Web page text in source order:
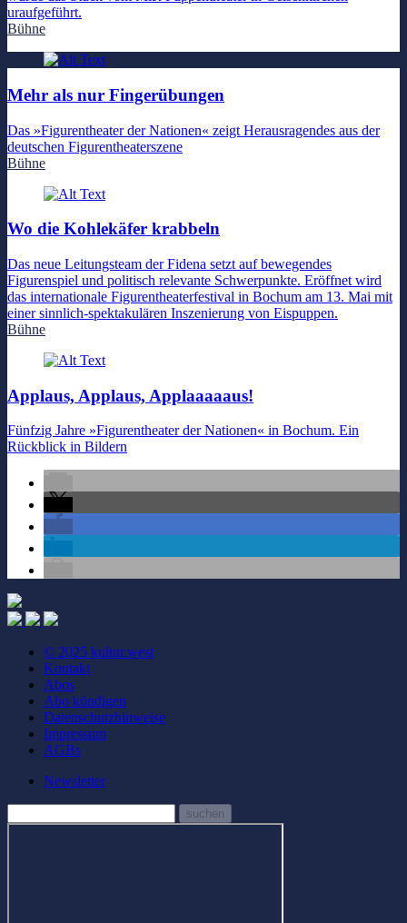
uraufgeführt.
Bühne
Mehr als nur Fingerübungen
Das »Figurentheater der Nationen« zeigt Herausragendes aus der
deutschen Figurentheaterszene
Bühne
Wo die Kohlekäfer krabbeln
Das neue Leitungsteam der Fidena setzt auf bewegendes
Figurenspiel und politisch relevante Schwerpunkte. Eröffnet wird
das internationale Figurentheaterfestival in Bochum am 13. Mai mit
einer sinnlich-spektakulären Inszenierung von Eispuppen.
Bühne
Applaus, Applaus, Applaaaaaus!
Fünfzig Jahre »Figurentheater der Nationen« in Bochum. Ein
Rückblick in Bildern
© 2025 kultur.west
Kontakt
Abos
Abo kündigen
Datenschutzhinweise
Impressum
AGBs
Newsletter